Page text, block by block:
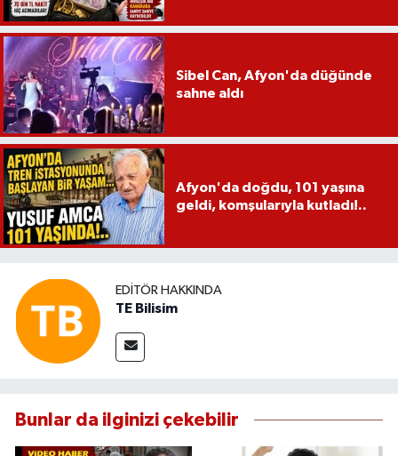
Sibel Can, Afyon'da düğünde
sahne aldı
Afyon'da doğdu, 101 yaşına
geldi, komşularıyla kutladı!..
EDITÖR HAKKINDA
TE Bilisim
Bunlar da ilginizi çekebilir